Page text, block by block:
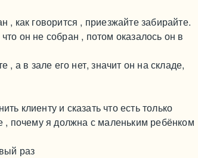
как говорится , приезжайте забирайте.
он не собран , потом оказалось он в
, а в зале его нет, значит он на складе,
клиенту и сказать что есть только
, почему я должна с маленьким ребёнком
раз